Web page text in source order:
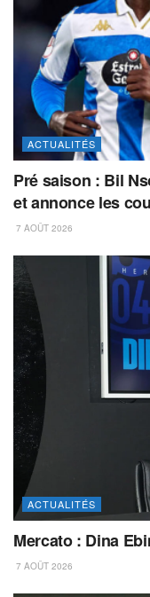
ACTUALITÉS
Pré saison : Bil
et annonce les
7 AOÛT 2026
ACTUALITÉS
Mercato : Dina
7 AOÛT 2026